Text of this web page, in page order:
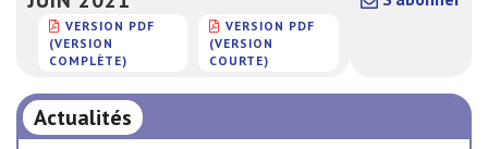
VERSION PDF
(VERSION
COMPLÈTE)
VERSION PDF
(VERSION
COURTE)
Actualités